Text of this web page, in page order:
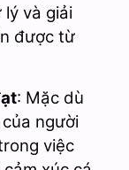
lý và giải
được từ
: Mặc dù
người
việc